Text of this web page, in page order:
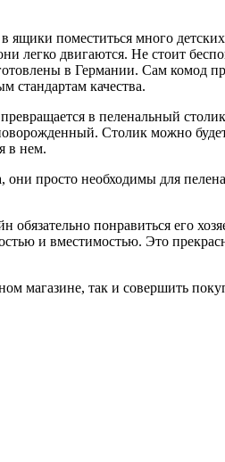
ящики поместиться много
легко двигаются. Не стоит
в Германии. Сам комод
стандартам качества.
в пеленальный
Столик можно
в нем.
они просто необходимы для
понравиться его
и вместимостью. Это
магазине, так и совершить